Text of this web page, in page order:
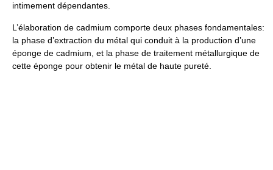
intimement dépendantes.
L’élaboration de cadmium comporte deux phases fondamentales:
la phase d’extraction du métal qui conduit à la production d’une
éponge de cadmium, et la phase de traitement métallurgique de
cette éponge pour obtenir le métal de haute pureté.